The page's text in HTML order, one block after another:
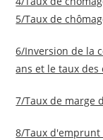
5/Taux de
6/Inversion de la
ans et le taux
7/Taux de marge
8/Taux d'emprunt